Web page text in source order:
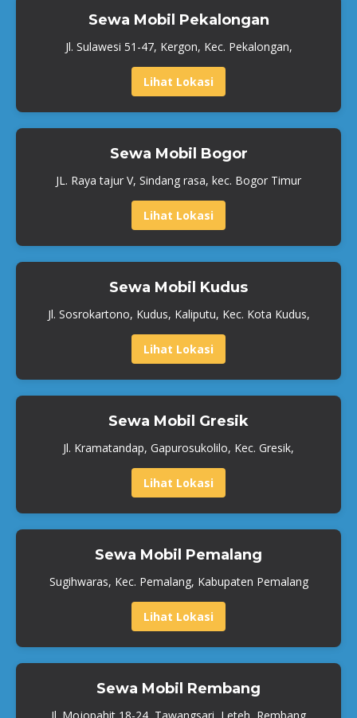
Sewa Mobil Pekalongan
Jl. Sulawesi 51-47, Kergon, Kec. Pekalongan,
Lihat Lokasi
Sewa Mobil Bogor
JL. Raya tajur V, Sindang rasa, kec. Bogor Timur
Lihat Lokasi
Sewa Mobil Kudus
Jl. Sosrokartono, Kudus, Kaliputu, Kec. Kota Kudus,
Lihat Lokasi
Sewa Mobil Gresik
Jl. Kramatandap, Gapurosukolilo, Kec. Gresik,
Lihat Lokasi
Sewa Mobil Pemalang
Sugihwaras, Kec. Pemalang, Kabupaten Pemalang
Lihat Lokasi
Sewa Mobil Rembang